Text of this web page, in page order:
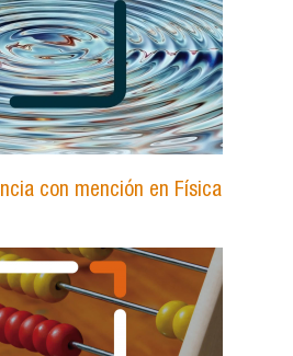
con mención en Física